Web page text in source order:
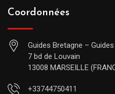
Coordonnées
Guides Bretagne –
7 bd de Louvain
13008 MARSEILLE
+33744750411